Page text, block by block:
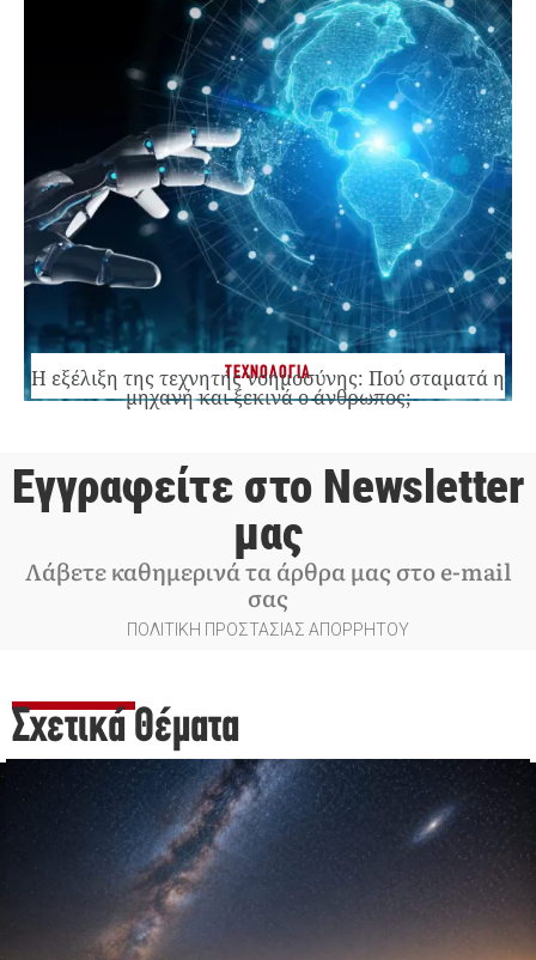
ΤΕΧΝΟΛΟΓΙΑ
Η εξέλιξη της τεχνητής νοημοσύνης: Πού σταματά η
μηχανή και ξεκινά ο άνθρωπος;
Εγγραφείτε στο Newsletter
μας
Λάβετε καθημερινά τα άρθρα μας στο e-mail
σας
ΠΟΛΙΤΙΚΗ ΠΡΟΣΤΑΣΙΑΣ ΑΠΟΡΡΗΤΟΥ
Σχετικά Θέματα